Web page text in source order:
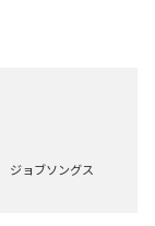
ジョブソングス